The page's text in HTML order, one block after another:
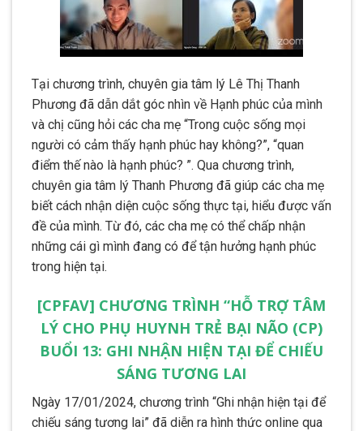
Tại chương trình, chuyên gia tâm lý Lê Thị Thanh
Phương đã dẫn dắt góc nhìn về Hạnh phúc của mình
và chị cũng hỏi các cha mẹ “Trong cuộc sống mọi
người có cảm thấy hạnh phúc hay không?”, “quan
điểm thế nào là hạnh phúc? ”. Qua chương trình,
chuyên gia tâm lý Thanh Phương đã giúp các cha mẹ
biết cách nhận diện cuộc sống thực tại, hiểu được vấn
đề của mình. Từ đó, các cha mẹ có thể chấp nhận
những cái gì mình đang có để tận hưởng hạnh phúc
trong hiện tại.
[CPFAV] CHƯƠNG TRÌNH “HỖ TRỢ TÂM
LÝ CHO PHỤ HUYNH TRẺ BẠI NÃO (CP)
BUỔI 13: GHI NHẬN HIỆN TẠI ĐỂ CHIẾU
SÁNG TƯƠNG LAI
Ngày 17/01/2024, chương trình “Ghi nhận hiện tại để
chiếu sáng tương lai” đã diễn ra hình thức online qua